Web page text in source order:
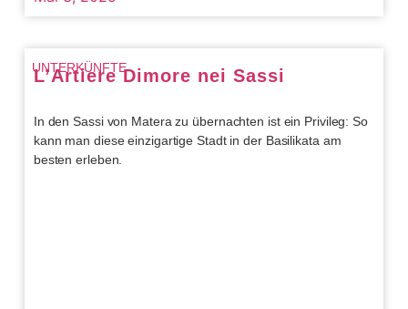
UNTERKÜNFTE
L’Artiere Dimore nei Sassi
In den Sassi von Matera zu übernachten ist ein Privileg: So
kann man diese einzigartige Stadt in der Basilikata am
besten erleben.